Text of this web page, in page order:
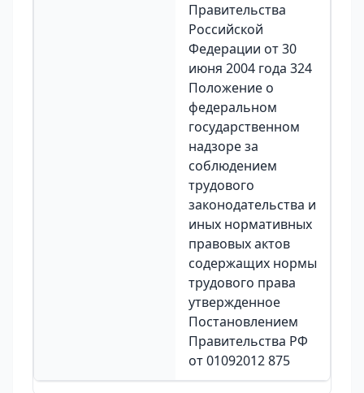
Правительства
Российской
Федерации от 30
июня 2004 года 324
Положение о
федеральном
государственном
надзоре за
соблюдением
трудового
законодательства и
иных нормативных
правовых актов
содержащих нормы
трудового права
утвержденное
Постановлением
Правительства РФ
от 01092012 875